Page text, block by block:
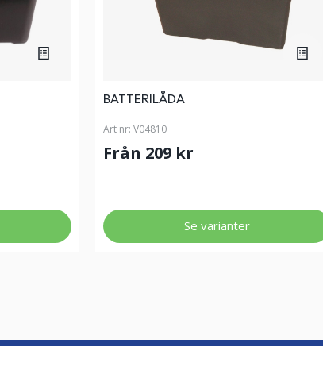
BATTERILÅDA
Art nr: V04810
Från 209 kr
Se varianter